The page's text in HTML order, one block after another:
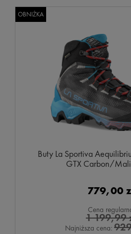
Buty La Sportiva
GTX Carbon/
779,00
Cena
1 199,99
Najniższa cena:
OBNIŻKA